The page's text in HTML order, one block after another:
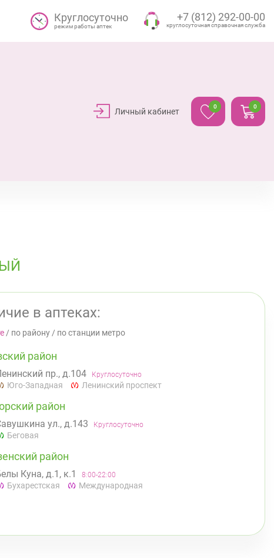
Круглосуточно
режим работы аптек
+7 (812) 292-00-00
круглосуточная справочная служба
Личный кабинет
0 0
в аптеках:
/ по району / по станции метро
район
пр., д.104 Круглосуточно
Юго-Западная Ленинский проспект
район
ул., д.143 Круглосуточно
Беговая
район
Куна, д.1, к.1 8:00-22:00
Бухарестская Международная